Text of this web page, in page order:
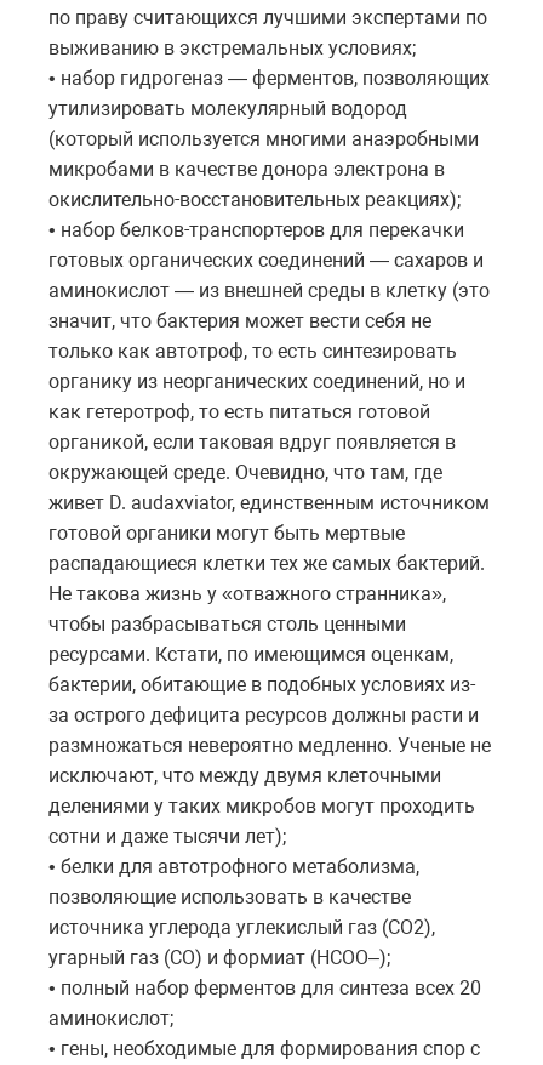
по праву считающихся лучшими экспертами по
выживанию в экстремальных условиях;
• набор гидрогеназ — ферментов, позволяющих
утилизировать молекулярный водород
(который используется многими анаэробными
микробами в качестве донора электрона в
окислительно-восстановительных реакциях);
• набор белков-транспортеров для перекачки
готовых органических соединений — сахаров и
аминокислот — из внешней среды в клетку (это
значит, что бактерия может вести себя не
только как автотроф, то есть синтезировать
органику из неорганических соединений, но и
как гетеротроф, то есть питаться готовой
органикой, если таковая вдруг появляется в
окружающей среде. Очевидно, что там, где
живет D. audaxviator, единственным источником
готовой органики могут быть мертвые
распадающиеся клетки тех же самых бактерий.
Не такова жизнь у «отважного странника»,
чтобы разбрасываться столь ценными
ресурсами. Кстати, по имеющимся оценкам,
бактерии, обитающие в подобных условиях из-
за острого дефицита ресурсов должны расти и
размножаться невероятно медленно. Ученые не
исключают, что между двумя клеточными
делениями у таких микробов могут проходить
сотни и даже тысячи лет);
• белки для автотрофного метаболизма,
позволяющие использовать в качестве
источника углерода углекислый газ (CO2),
угарный газ (CO) и формиат (HCOO–);
• полный набор ферментов для синтеза всех 20
аминокислот;
• гены, необходимые для формирования спор с